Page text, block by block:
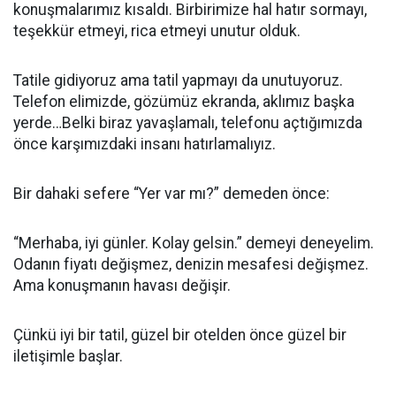
konuşmalarımız kısaldı. Birbirimize hal hatır sormayı,
teşekkür etmeyi, rica etmeyi unutur olduk.
Tatile gidiyoruz ama tatil yapmayı da unutuyoruz.
Telefon elimizde, gözümüz ekranda, aklımız başka
yerde…Belki biraz yavaşlamalı, telefonu açtığımızda
önce karşımızdaki insanı hatırlamalıyız.
Bir dahaki sefere “Yer var mı?” demeden önce:
“Merhaba, iyi günler. Kolay gelsin.” demeyi deneyelim.
Odanın fiyatı değişmez, denizin mesafesi değişmez.
Ama konuşmanın havası değişir.
Çünkü iyi bir tatil, güzel bir otelden önce güzel bir
iletişimle başlar.